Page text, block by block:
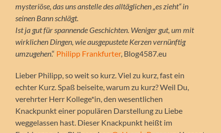
mysteriöse, das uns anstelle des alltäglichen „es zieht“ in
seinen Bann schlägt.
Ist ja gut für spannende Geschichten. Weniger gut, um mit
wirklichen Dingen, wie ausgepustete Kerzen vernünftig
umzugehen.“ Philipp Frankfurter, Blog4587.eu
Lieber Philipp, so weit so kurz. Viel zu kurz, fast ein
echter Kurz. Spaß beiseite, warum zu kurz? Weil Du,
verehrter Herr Kollege*in, den wesentlichen
Knackpunkt einer populären Darstellung zu Liebe
weggelassen hast. Dieser Knackpunkt heißt im